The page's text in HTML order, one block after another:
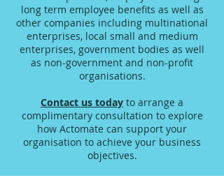
long term employee benefits as well as
other companies including multinational
enterprises, local small and medium
enterprises, government bodies as well
as non-government and non-profit
organisations.
Contact us today to arrange a
complimentary consultation to explore
how Actomate can support your
organisation to achieve your business
objectives.